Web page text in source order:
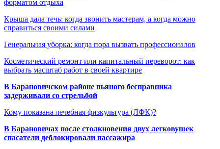
форматом отдыха
Крыша дала течь: когда звонить мастерам, а когда можно
справиться своими силами
Генеральная уборка: когда пора вызвать профессионалов
Косметический ремонт или капитальный переворот: как
выбрать масштаб работ в своей квартире
В Барановичском районе пьяного бесправника
задерживали со стрельбой
Кому показана лечебная физкультура (ЛФК)?
В Барановичах после столкновения двух легковушек
спасатели деблокировали пассажира